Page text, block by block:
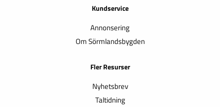
Kundservice
Annonsering
Om Sörmlandsbygden
Fler Resurser
Nyhetsbrev
Taltidning